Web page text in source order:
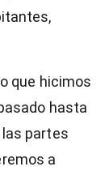
que hicimos
hasta
partes
a